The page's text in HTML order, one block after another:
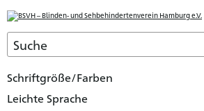
Schriftgröße/Farben
Leichte Sprache